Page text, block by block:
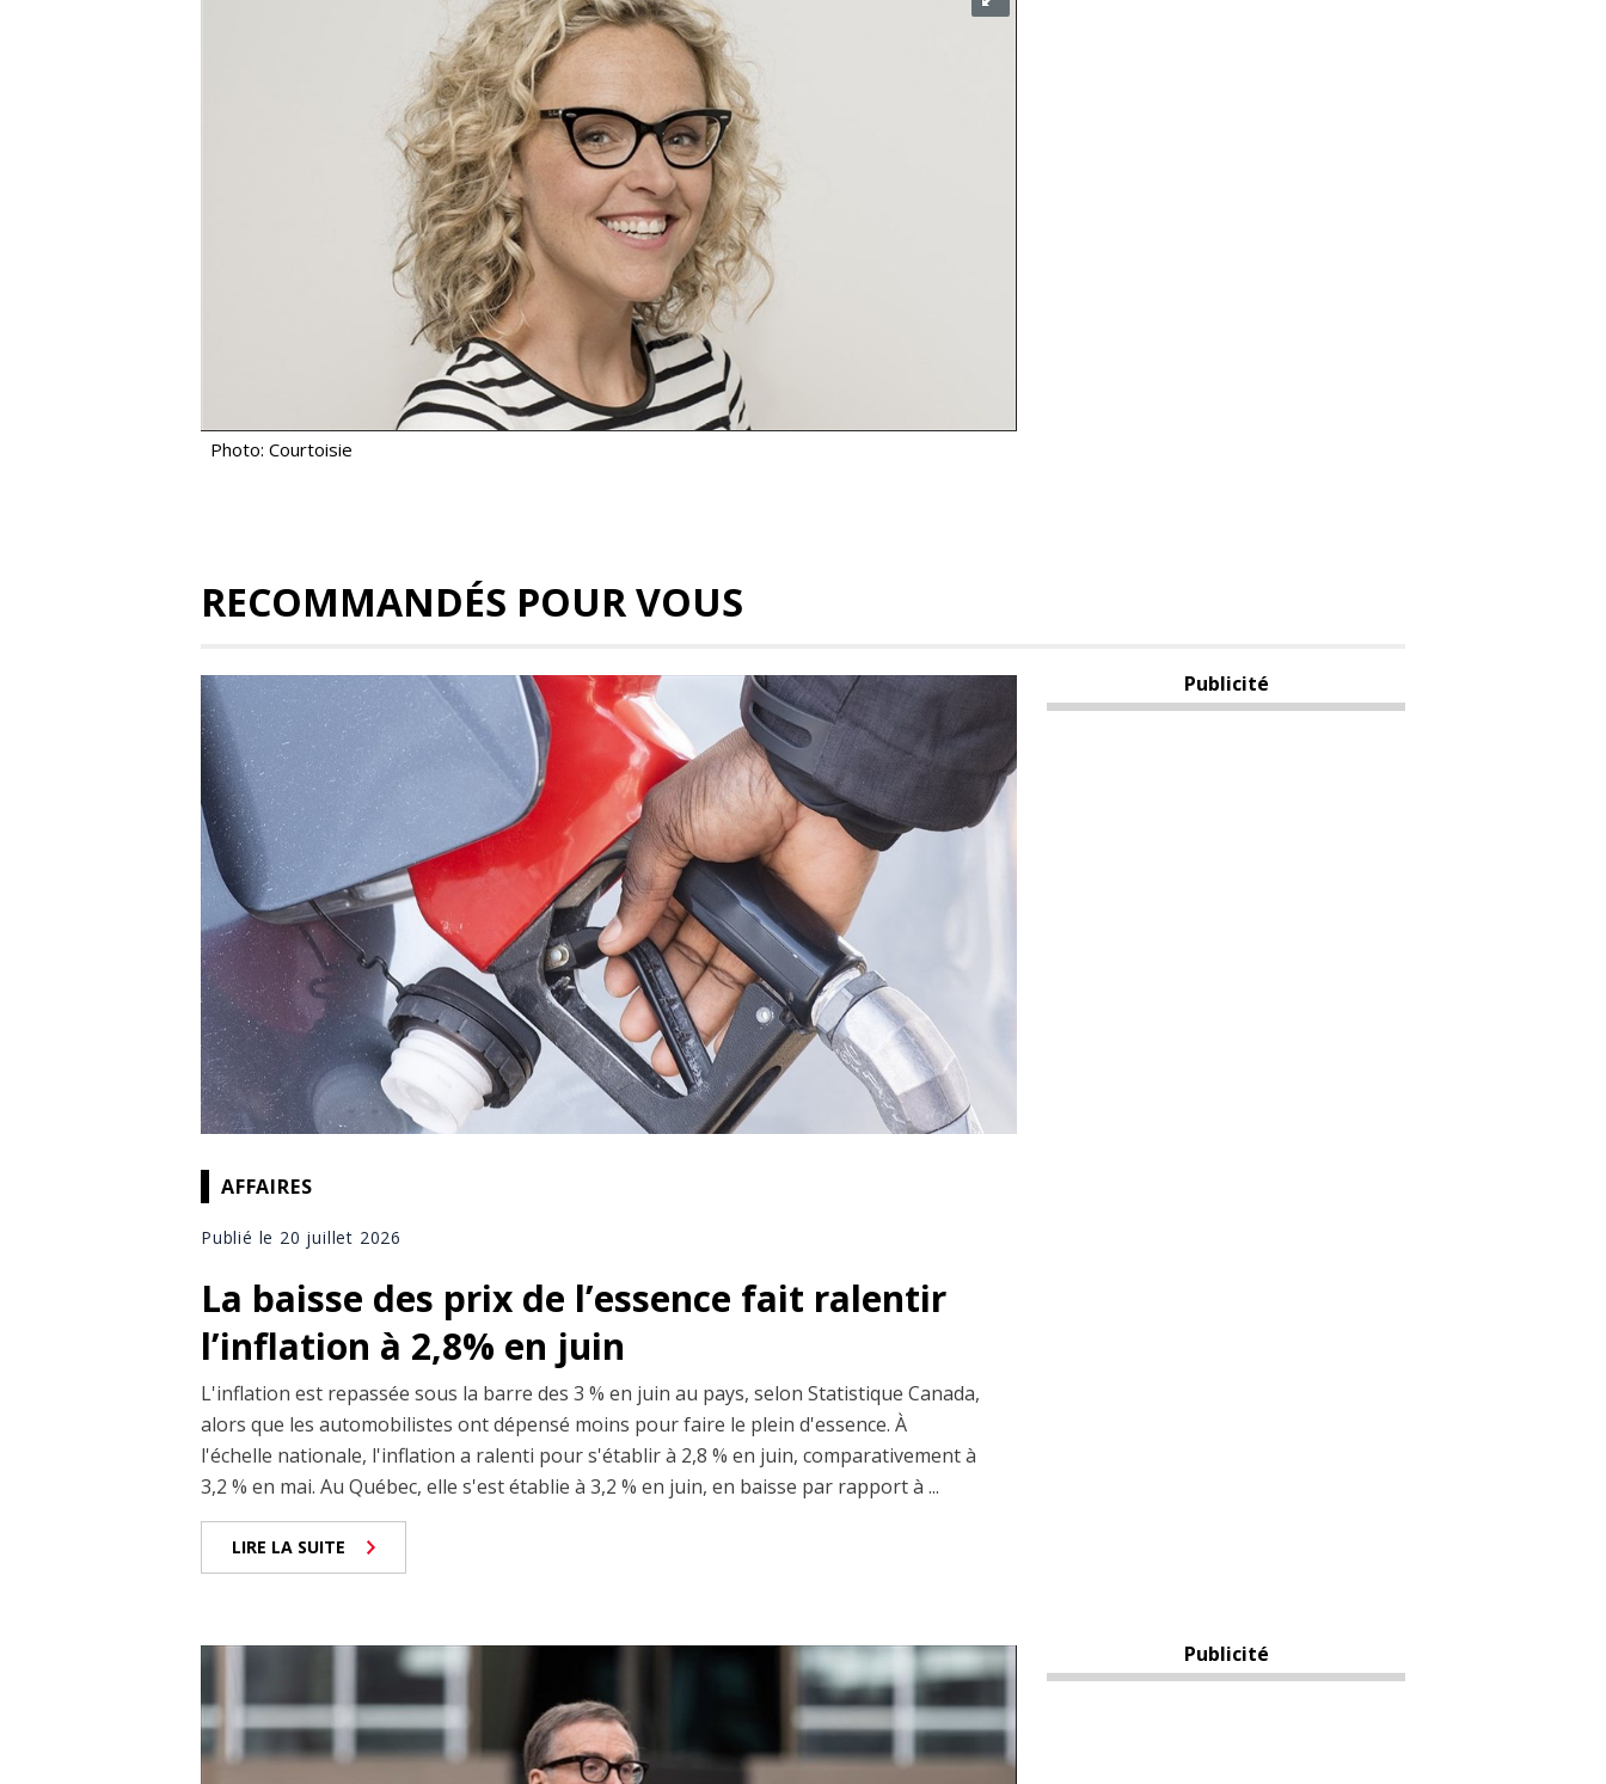
Photo: Courtoisie
RECOMMANDÉS POUR VOUS
AFFAIRES
Publié le 20 juillet 2026
La baisse des prix de l’essence fait ralentir
l’inflation à 2,8% en juin
L'inflation est repassée sous la barre des 3 % en juin au pays, selon Statistique Canada,
alors que les automobilistes ont dépensé moins pour faire le plein d'essence. À
l'échelle nationale, l'inflation a ralenti pour s'établir à 2,8 % en juin, comparativement à
3,2 % en mai. Au Québec, elle s'est établie à 3,2 % en juin, en baisse par rapport à ...
LIRE LA SUITE
Publicité
Publicité